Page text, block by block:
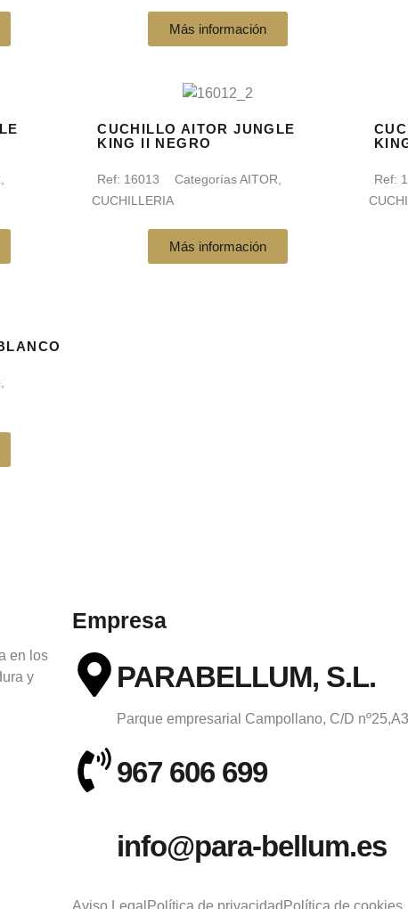
Más información
CUCHILLO AITOR JUNGLE
KING II NEGRO
Ref: 16013 Categorías AITOR
CUCHILLERIA
Más información
Ref:
en los
y
Empresa
PARABELLUM, S.L.
Parque empresarial Campollano, C/D
967 606 699
info@para-bellum.es
Aviso Legal Política de privacidad Política de cookies